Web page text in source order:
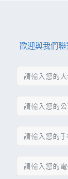
歡迎與我們聯